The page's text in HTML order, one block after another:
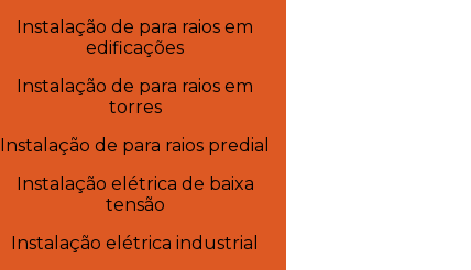
Instalação de para raios em
edificações
Instalação de para raios em
torres
Instalação de para raios predial
Instalação elétrica de baixa
tensão
Instalação elétrica industrial